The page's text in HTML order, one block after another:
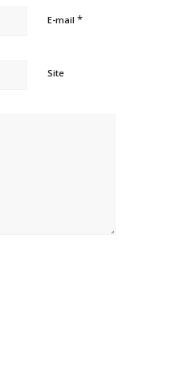
E-mail *
Site